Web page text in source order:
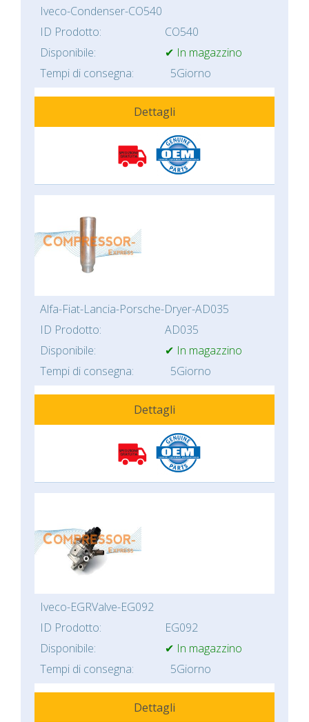
Iveco-Condenser-CO540
ID Prodotto:
CO540
Disponibile:
✔ In magazzino
Tempi di consegna:
5Giorno
Dettagli
Alfa-Fiat-Lancia-Porsche-Dryer-AD035
ID Prodotto:
AD035
Disponibile:
✔ In magazzino
Tempi di consegna:
5Giorno
Dettagli
Iveco-EGRValve-EG092
ID Prodotto:
EG092
Disponibile:
✔ In magazzino
Tempi di consegna:
5Giorno
Dettagli